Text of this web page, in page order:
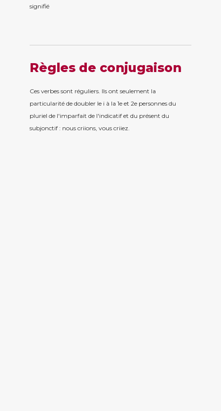
signifié
Règles de conjugaison
Ces verbes sont réguliers. Ils ont seulement la
particularité de doubler le i à la 1e et 2e personnes du
pluriel de l'imparfait de l'indicatif et du présent du
subjonctif : nous criions, vous criiez.